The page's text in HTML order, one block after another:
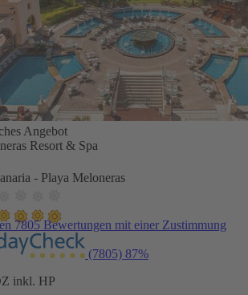
Angebot
Resort & Spa
- Playa Meloneras
7805 Bewertungen mit einer Zustimmung
(7805) 87%
inkl. HP